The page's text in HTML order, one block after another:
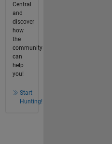
Central
and
discover
how
the
community
can
help
you!
Start
Hunting!